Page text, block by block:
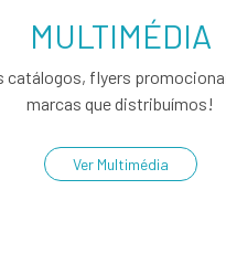
MULTIMÉDIA
catálogos, flyers
marcas que distribuímos!
Ver Multimédia